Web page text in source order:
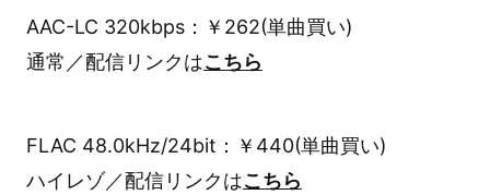
AAC-LC 320kbps：￥262(単曲買い)
通常／配信リンクはこちら
FLAC 48.0kHz/24bit：￥440(単曲買い)
ハイレゾ／配信リンクはこちら